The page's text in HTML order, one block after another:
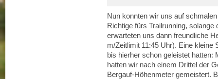
Nun konnten wir uns auf
Richtige fürs Trailrunning,
erwarteten uns dann freundliche
m/Zeitlimit 11:45 Uhr). Eine kleine
bis hierher schon geleistet hatten:
hatten wir nach einem Drittel der
Bergauf-Höhenmeter gemeistert.